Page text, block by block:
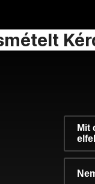
Mit